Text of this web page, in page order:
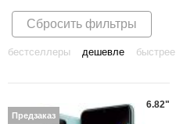
Сбросить фильтры
бестселлеры дешевле быстрее
6.82"
Предзаказ